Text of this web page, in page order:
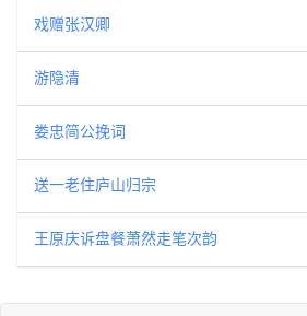
戏赠张汉卿
游隐清
娄忠简公挽词
送一老住庐山归宗
王原庆诉盘餐萧然走笔次韵